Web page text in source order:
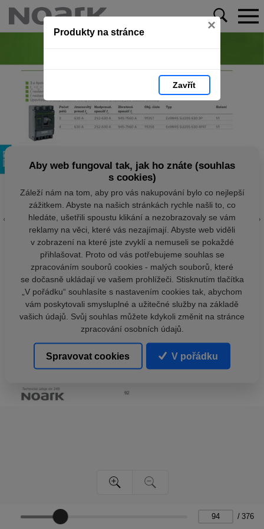
Produkty na stránce ×
Zavřít
/ 376
Aby web fungoval tak, jak ho znáte (souhlas
s cookies)
Záleží nám na tom, aby pro vás nakupování bylo co nejlepší
zážitkem. Abyste na našich stránkách rychle našli to, co
hledáte, ušetřili spoustu klikání a nezobrazovaly se vám
reklamy na věci, které vás nezajímají. Abyste web viděli
v zobrazení na které jste zvyklí a nemuseli se pokaždé
přihlašovat. Proto od vás potřebujeme souhlas se
zpracováním souborů cookies - malých souborů, které
se dočasně ukládají ve vašem prohlížeči. Stisknutím tlačítka
„V pořádku“ souhlasíte s nastavením cookies tak, abychom
vám poskytovali smysluplné a užitečné služby na základě
vašich údajů. Svůj souhlas můžete kdykoli změnit na stránce
zpracování osobních údajů.
Spravovat cookies V pořádku